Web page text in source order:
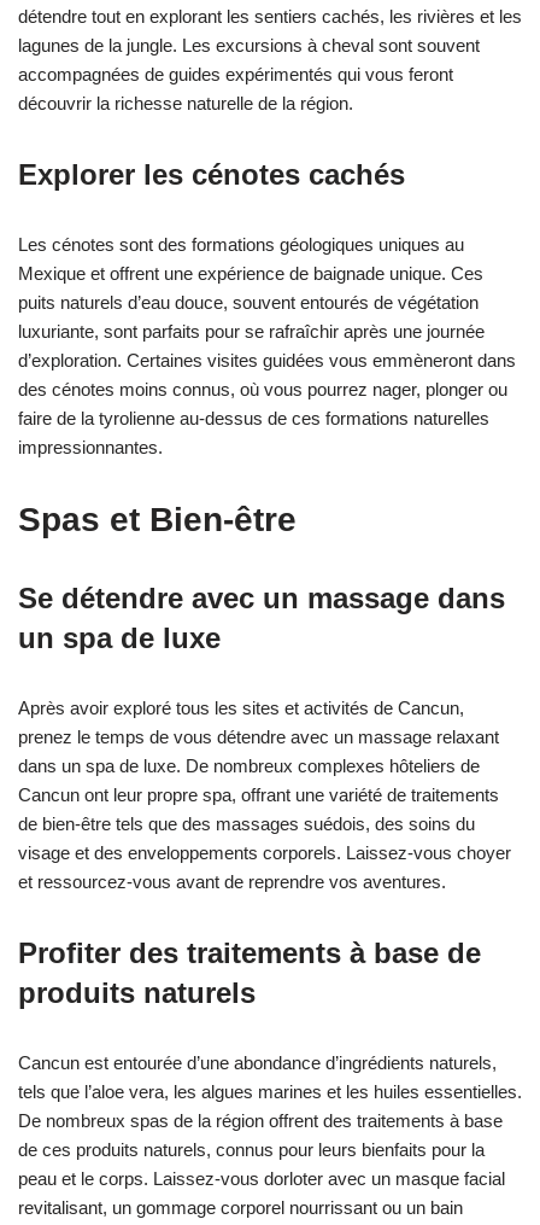
détendre tout en explorant les sentiers cachés, les rivières et les
lagunes de la jungle. Les excursions à cheval sont souvent
accompagnées de guides expérimentés qui vous feront
découvrir la richesse naturelle de la région.
Explorer les cénotes cachés
Les cénotes sont des formations géologiques uniques au
Mexique et offrent une expérience de baignade unique. Ces
puits naturels d’eau douce, souvent entourés de végétation
luxuriante, sont parfaits pour se rafraîchir après une journée
d’exploration. Certaines visites guidées vous emmèneront dans
des cénotes moins connus, où vous pourrez nager, plonger ou
faire de la tyrolienne au-dessus de ces formations naturelles
impressionnantes.
Spas et Bien-être
Se détendre avec un massage dans
un spa de luxe
Après avoir exploré tous les sites et activités de Cancun,
prenez le temps de vous détendre avec un massage relaxant
dans un spa de luxe. De nombreux complexes hôteliers de
Cancun ont leur propre spa, offrant une variété de traitements
de bien-être tels que des massages suédois, des soins du
visage et des enveloppements corporels. Laissez-vous choyer
et ressourcez-vous avant de reprendre vos aventures.
Profiter des traitements à base de
produits naturels
Cancun est entourée d’une abondance d’ingrédients naturels,
tels que l’aloe vera, les algues marines et les huiles essentielles.
De nombreux spas de la région offrent des traitements à base
de ces produits naturels, connus pour leurs bienfaits pour la
peau et le corps. Laissez-vous dorloter avec un masque facial
revitalisant, un gommage corporel nourrissant ou un bain